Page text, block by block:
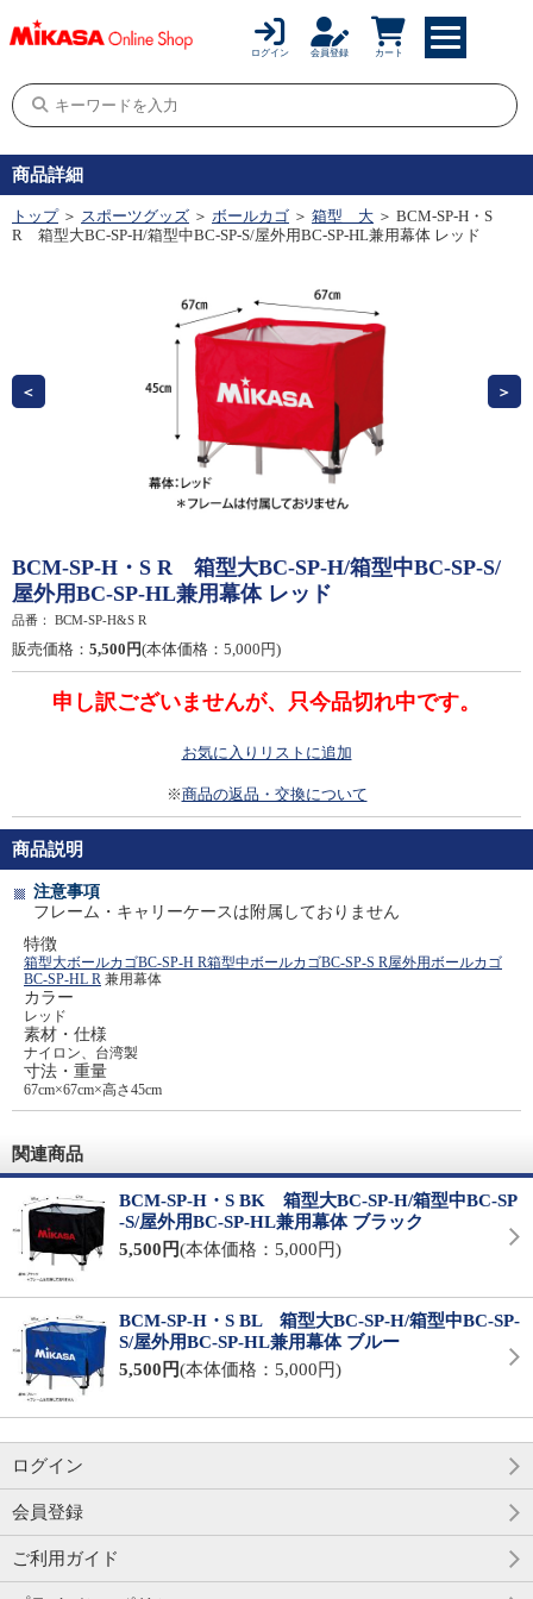
ログイン 会員登録 カート
商品詳細
トップ ＞ スポーツグッズ ＞ ボールカゴ ＞ 箱型 大 ＞ BCM-SP-H・S
R 箱型大BC-SP-H/箱型中BC-SP-S/屋外用BC-SP-HL兼用幕体 レッド
BCM-SP-H・S R 箱型大BC-SP-H/箱型中BC-SP-S/
屋外用BC-SP-HL兼用幕体 レッド
品番： BCM-SP-H&S R
販売価格： 5,500円(本体価格：5,000円)
申し訳ございませんが、只今品切れ中です。
お気に入りリストに追加
※商品の返品・交換について
商品説明
注意事項
フレーム・キャリーケースは附属しておりません
特徴
箱型大ボールカゴBC-SP-H R箱型中ボールカゴBC-SP-S R屋外用ボールカゴ
BC-SP-HL R 兼用幕体
カラー
レッド
素材・仕様
ナイロン、台湾製
寸法・重量
67cm×67cm×高さ45cm
関連商品
BCM-SP-H・S BK 箱型大BC-SP-H/箱型中BC-SP
-S/屋外用BC-SP-HL兼用幕体 ブラック
5,500円(本体価格：5,000円)
BCM-SP-H・S BL 箱型大BC-SP-H/箱型中BC-SP-
S/屋外用BC-SP-HL兼用幕体 ブルー
5,500円(本体価格：5,000円)
ログイン
会員登録
ご利用ガイド